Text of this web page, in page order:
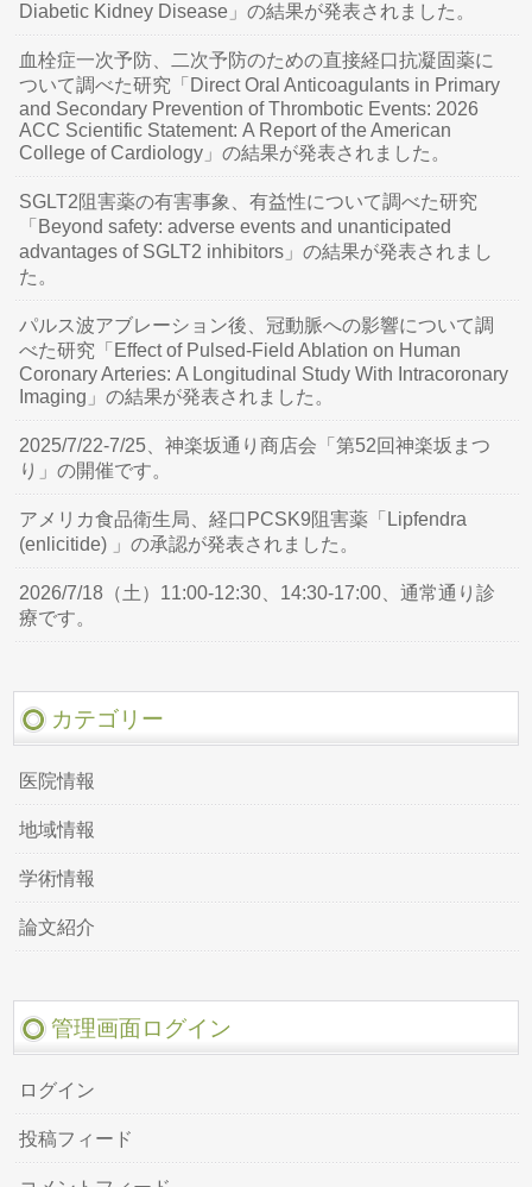
Diabetic Kidney Disease」の結果が発表されました。
血栓症一次予防、二次予防のための直接経口抗凝固薬に
ついて調べた研究「Direct Oral Anticoagulants in Primary
and Secondary Prevention of Thrombotic Events: 2026
ACC Scientific Statement: A Report of the American
College of Cardiology」の結果が発表されました。
SGLT2阻害薬の有害事象、有益性について調べた研究
「Beyond safety: adverse events and unanticipated
advantages of SGLT2 inhibitors」の結果が発表されまし
た。
パルス波アブレーション後、冠動脈への影響について調
べた研究「Effect of Pulsed-Field Ablation on Human
Coronary Arteries: A Longitudinal Study With Intracoronary
Imaging」の結果が発表されました。
2025/7/22-7/25、神楽坂通り商店会「第52回神楽坂まつ
り」の開催です。
アメリカ食品衛生局、経口PCSK9阻害薬「Lipfendra
(enlicitide) 」の承認が発表されました。
2026/7/18（土）11:00-12:30、14:30-17:00、通常通り診
療です。
カテゴリー
医院情報
地域情報
学術情報
論文紹介
管理画面ログイン
ログイン
投稿フィード